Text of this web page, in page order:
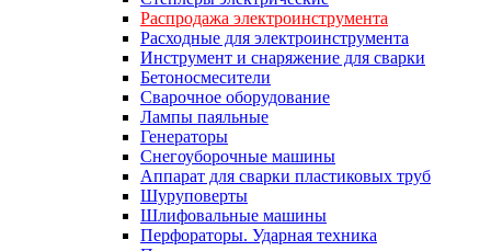
Распродажа электроинструмента
Расходные для электроинструмента
Инструмент и снаряжение для сварки
Бетоносмесители
Сварочное оборудование
Лампы паяльные
Генераторы
Снегоуборочные машины
Аппарат для сварки пластиковых труб
Шуруповерты
Шлифовальные машины
Перфораторы. Ударная техника